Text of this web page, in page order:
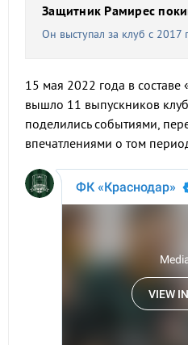
Защитник Рамирес
Он выступал за клуб с 2017
15 мая 2022 года в
вышло 11 выпускников
поделились событиями,
впечатлениями о том